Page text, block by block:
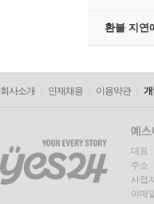
환불 지연
회사소개 인재채용 이용약관 개
대표
주소
사업
이메